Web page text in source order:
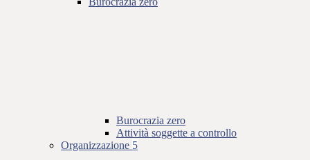
Burocrazia zero
Attività soggette a controllo
Organizzazione 5